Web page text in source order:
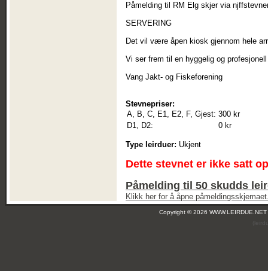
Påmelding til RM Elg skjer via
SERVERING
Det vil være åpen kiosk gjennom hele
Vi ser frem til en hyggelig og
Vang Jakt- og Fiskeforening
Stevnepriser:
A, B, C, E1, E2, F, Gjest: 300 kr
D1, D2:
0 kr
Type leirduer: Ukjent
Dette stevnet er ikke satt
Påmelding til 50 skudds
Klikk her for å åpne
Copyright © 2026